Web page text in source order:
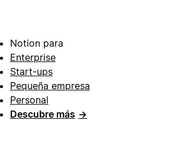
Notion para
Enterprise
Start-ups
Pequeña empresa
Personal
Descubre más →